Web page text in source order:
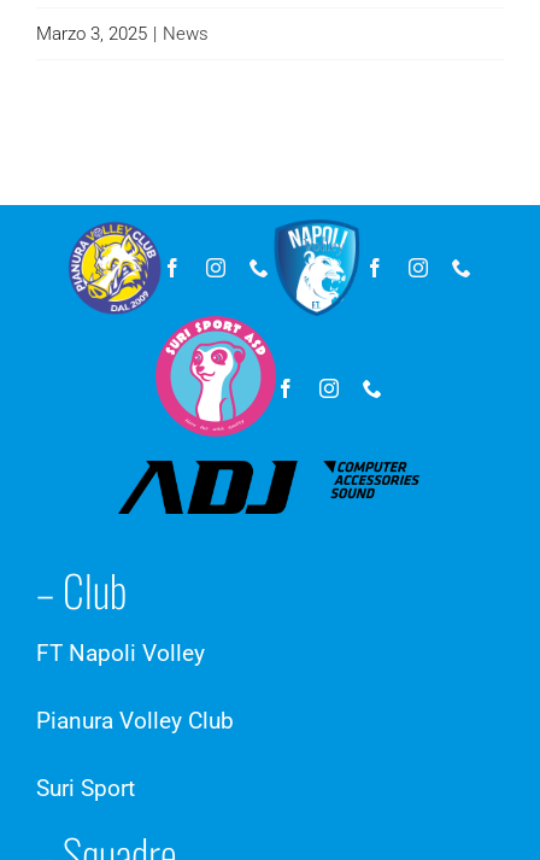
Marzo 3, 2025 | News
– Club
FT Napoli Volley
Pianura Volley Club
Suri Sport